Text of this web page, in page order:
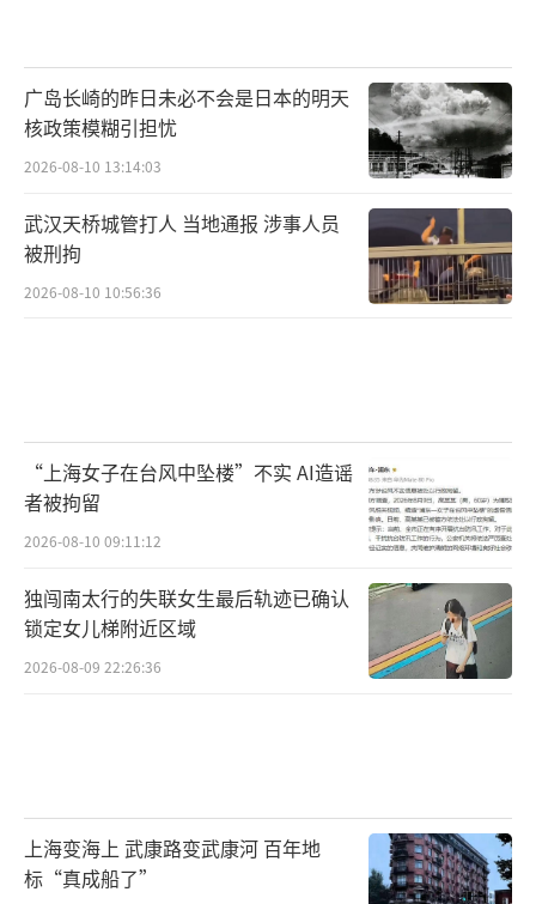
广岛长崎的昨日未必不会是日本的明天
核政策模糊引担忧
2026-08-10 13:14:03
武汉天桥城管打人 当地通报 涉事人员
被刑拘
2026-08-10 10:56:36
“上海女子在台风中坠楼”不实 AI造谣
者被拘留
2026-08-10 09:11:12
独闯南太行的失联女生最后轨迹已确认
锁定女儿梯附近区域
2026-08-09 22:26:36
上海变海上 武康路变武康河 百年地
标“真成船了”